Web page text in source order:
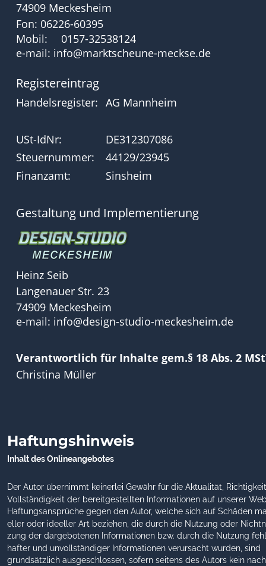
74909 Meckesheim
Fon: 06226-60395
Mobil:
0157-32538124
e-mail: info@marktscheune-meckse.de
Registereintrag
Handelsregister: AG Mannheim
USt-IdNr:
DE312307086
Steuernummer:
44129/23945
Finanzamt:
Sinsheim
Gestaltung und Implementierung
Heinz Seib
Langenauer Str. 23
74909 Meckesheim
e-mail: info@design-studio-meckesheim.de
Haftungshinweis
Inhalt des Onlineangebotes
Der Autor übernimmt keinerlei Gewähr für die Aktualität,
Vollständigkeit der bereitgestellten Informationen auf unserer
Haftungsansprüche gegen den Autor, welche sich auf Schäden
eller oder ideeller Art beziehen, die durch die Nutzung oder
zung der dargebotenen Informationen bzw. durch die Nutzung
hafter und unvollständiger Informationen verursacht wurden, sind
grundsätzlich ausgeschlossen, sofern seitens des Autors kein
Verantwortlich für Inhalte gem.§ 18 Abs. 2
Christina Müller